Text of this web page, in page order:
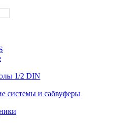
1/2 DIN
системы и сабвуферы